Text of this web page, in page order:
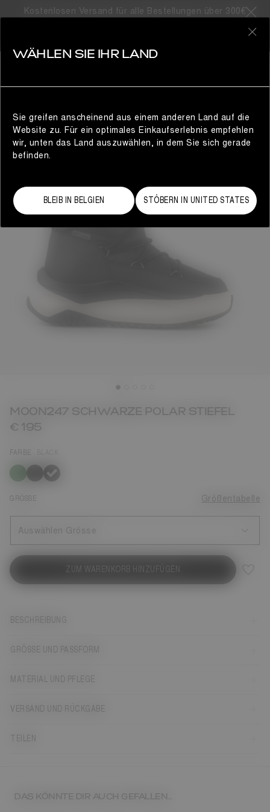
Kostenlosen Versand für alle Bestellungen über 300€
MOON247 SCHWARZE POLAR STIEFEL
€ 195
FARBE
ausgewählt
GRÖSSE Größentabelle
Auswählen Grösse
ZUM WARENKORB HINZUFÜGEN
BESCHREIBUNG
GRÖSSE UND PASSFORM
MATERIAL UND PFLEGE
VERSAND UND RÜCKGABE
TEILEN
DAS KÖNNTE DIR AUCH GEFALLEN...
WÄHLEN SIE IHR LAND
Sie greifen anscheinend aus einem anderen Land auf die
Website zu. Für ein optimales Einkaufserlebnis empfehlen
wir, unten das Land auszuwählen, in dem Sie sich gerade
befinden.
BLEIB IN BELGIEN STÖBERN IN UNITED STATES